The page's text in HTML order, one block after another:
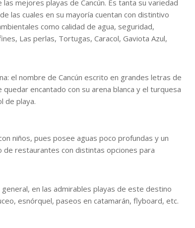
mejores playas de Cancún. Es tanta su variedad
las cuales en su mayoría cuentan con distintivo
como calidad de agua, seguridad,
Las perlas, Tortugas, Caracol, Gaviota Azul,
el nombre de Cancún escrito en grandes letras de
encantado con su arena blanca y el turquesa
de playa.
niños, pues posee aguas poco profundas y un
de restaurantes con distintas opciones para
en las admirables playas de este destino
esnórquel, paseos en catamarán, flyboard, etc.